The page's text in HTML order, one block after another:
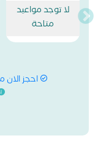
لا توجد مواعيد
متاحة
احجز الان